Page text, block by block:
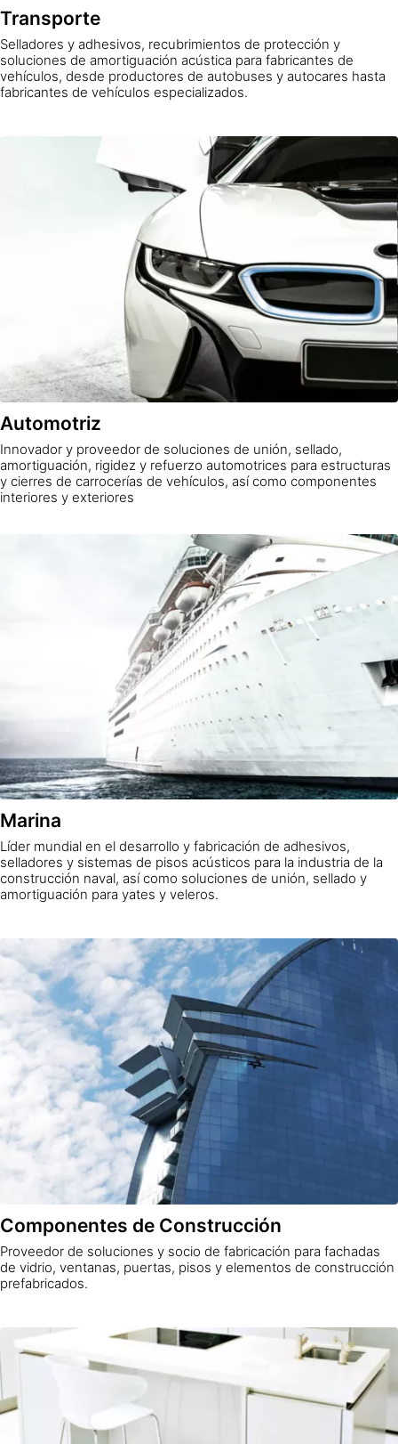
Transporte
Selladores y adhesivos, recubrimientos de protección y
soluciones de amortiguación acústica para fabricantes de
vehículos, desde productores de autobuses y autocares hasta
fabricantes de vehículos especializados.
Automotriz
Innovador y proveedor de soluciones de unión, sellado,
amortiguación, rigidez y refuerzo automotrices para estructuras
y cierres de carrocerías de vehículos, así como componentes
interiores y exteriores
Marina
Líder mundial en el desarrollo y fabricación de adhesivos,
selladores y sistemas de pisos acústicos para la industria de la
construcción naval, así como soluciones de unión, sellado y
amortiguación para yates y veleros.
Componentes de Construcción
Proveedor de soluciones y socio de fabricación para fachadas
de vidrio, ventanas, puertas, pisos y elementos de construcción
prefabricados.